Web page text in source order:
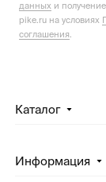
данных и
pike.ru на условиях
соглашения
Каталог
Информация